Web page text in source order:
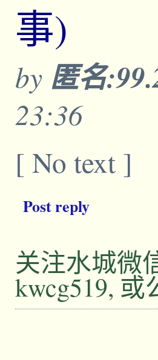
事)
by 匿名
23:36
[ No text ]
Post reply
关注水城微
kwcg519,